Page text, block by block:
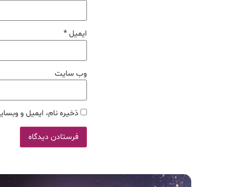
ایمیل*
وب‌ سایت
ذخیره نام، ایمیل و